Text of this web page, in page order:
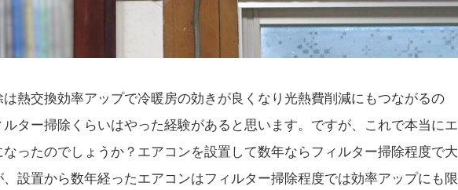
は熱交換効率アップで冷暖房の効きが良くなり光熱費削減にもつながるの
ター掃除くらいはやった経験があると思います。ですが、これで本当にエ
ったのでしょうか？エアコンを設置して数年ならフィルター掃除程度で大
設置から数年経ったエアコンはフィルター掃除程度では効率アップにも限